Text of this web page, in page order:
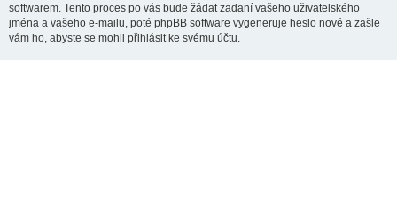
softwarem. Tento proces po vás bude žádat zadaní vašeho uživatelského
jména a vašeho e-mailu, poté phpBB software vygeneruje heslo nové a zašle
vám ho, abyste se mohli přihlásit ke svému účtu.